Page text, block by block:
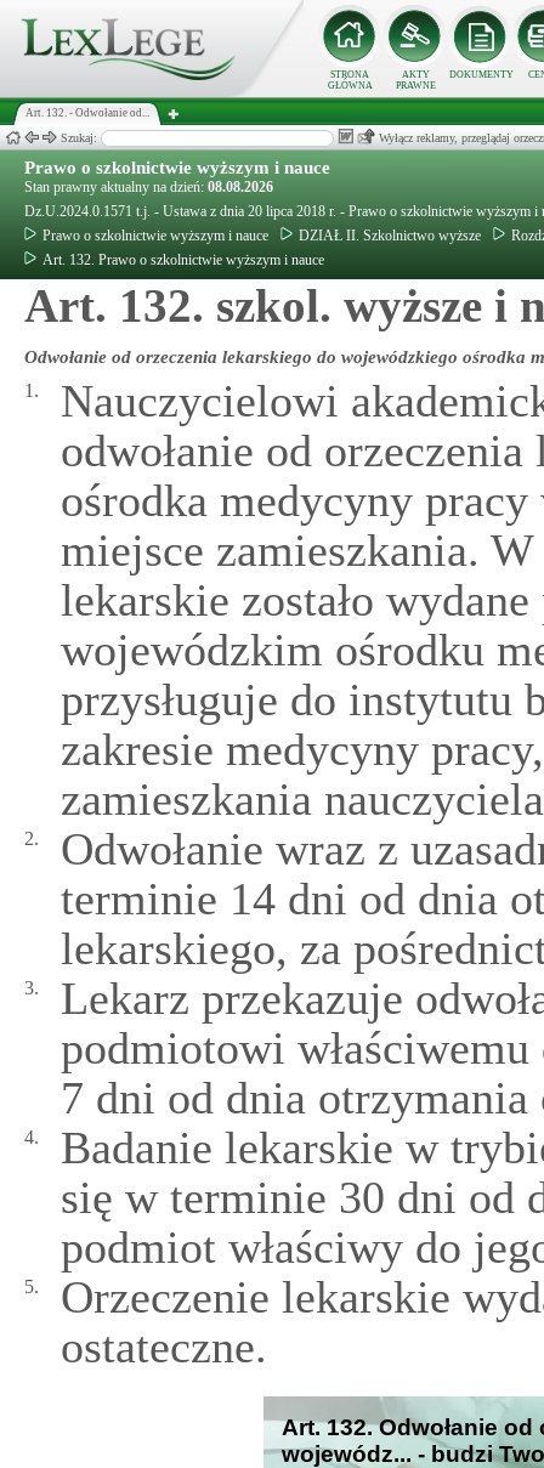
STRONA
GŁÓWNA
AKTY
PRAWNE
DOKUMENTY
Art. 132. - Odwołanie od...
Szukaj: Wyłącz reklamy, przeglądaj
Prawo o szkolnictwie wyższym i nauce
Stan prawny aktualny na dzień: 08.08.2026
Dz.U.2024.0.1571 t.j. - Ustawa z dnia 20 lipca 2018 r. - Prawo o szkolnictwie wyższym i
Prawo o szkolnictwie wyższym i nauce
DZIAŁ II. Szkolnictwo wyższe
Art. 132. Prawo o szkolnictwie wyższym i nauce
Art. 132. szkol. wyższe i
Odwołanie od orzeczenia lekarskiego do wojewódzkiego ośrodka
1.
Nauczycielowi
odwołanie od
ośrodka medycyny pracy
miejsce zamieszkania.
lekarskie zostało
wojewódzkim ośrodku
przysługuje do instytutu
zakresie medycyny
zamieszkania
2.
Odwołanie wraz z
terminie 14 dni od dnia
lekarskiego, za
3.
Lekarz przekazuje
podmiotowi
7 dni od dnia otrzymania
4.
Badanie lekarskie w
się w terminie 30 dni od
podmiot właściwy do
5.
Orzeczenie lekarskie
ostateczne.
Art. 132. Odwołanie
wojewódz... - budzi